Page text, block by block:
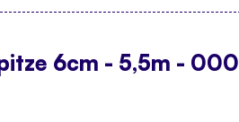
6cm - 5,5m - 000